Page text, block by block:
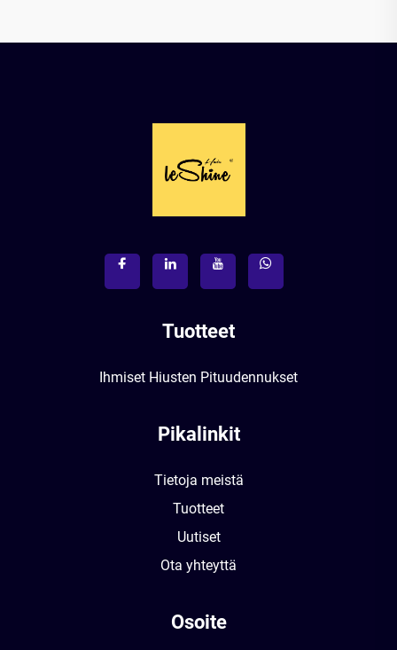
Tuotteet
Ihmiset Hiusten Pituudennukset
Pikalinkit
Tietoja meistä
Tuotteet
Uutiset
Ota yhteyttä
Osoite